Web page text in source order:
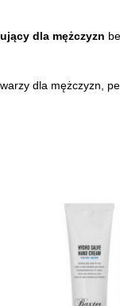
dla mężczyzn
dla mężczyzn